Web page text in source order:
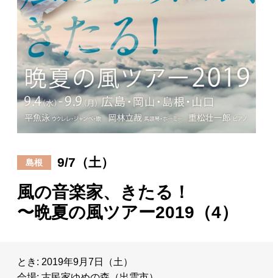
日々のレポート
Specials
プロフィール
演奏依頼
島根 9/7（土）
風の音楽家、きたる！
〜晩夏の風ツアー2019（4）
とき: 2019年9月7日（土）